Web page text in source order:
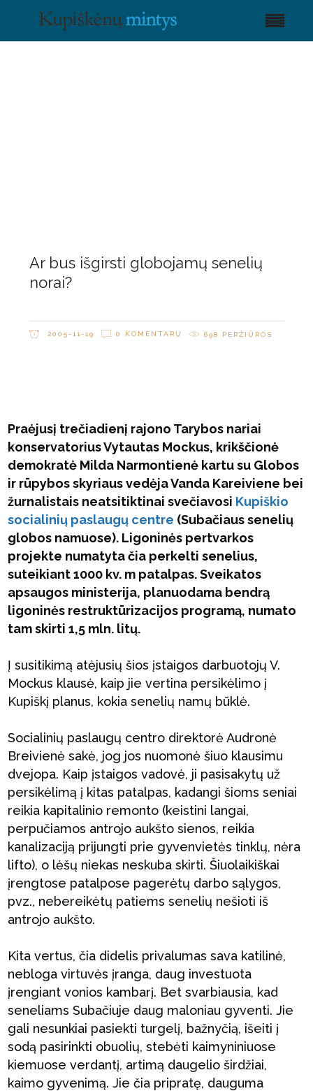
Ar bus išgirsti globojamų senelių
norai?
2005-11-19 0 KOMENTARŲ 698 PERŽIŪROS
Praėjusį trečiadienį rajono Tarybos nariai
konservatorius Vytautas Mockus, krikščionė
demokratė Milda Narmontienė kartu su Globos
ir rūpybos skyriaus vedėja Vanda Kareiviene bei
žurnalistais neatsitiktinai svečiavosi Kupiškio
socialinių paslaugų centre (Subačiaus senelių
globos namuose). Ligoninės pertvarkos
projekte numatyta čia perkelti senelius,
suteikiant 1000 kv. m patalpas. Sveikatos
apsaugos ministerija, planuodama bendrą
ligoninės restruktūrizacijos programą, numato
tam skirti 1,5 mln. litų.
Į susitikimą atėjusių šios įstaigos darbuotojų V.
Mockus klausė, kaip jie vertina persikėlimo į
Kupiškį planus, kokia senelių namų būklė.
Socialinių paslaugų centro direktorė Audronė
Breivienė sakė, jog jos nuomonė šiuo klausimu
dvejopa. Kaip įstaigos vadovė, ji pasisakytų už
persikėlimą į kitas patalpas, kadangi šioms seniai
reikia kapitalinio remonto (keistini langai,
perpučiamos antrojo aukšto sienos, reikia
kanalizaciją prijungti prie gyvenvietės tinklų, nėra
lifto), o lėšų niekas neskuba skirti. Šiuolaikiškai
įrengtose patalpose pagerėtų darbo sąlygos,
pvz., nebereikėtų patiems senelių nešioti iš
antrojo aukšto.
Kita vertus, čia didelis privalumas sava katilinė,
nebloga virtuvės įranga, daug investuota
įrengiant vonios kambarį. Bet svarbiausia, kad
seneliams Subačiuje daug maloniau gyventi. Jie
gali nesunkiai pasiekti turgelį, bažnyčią, išeiti į
sodą pasirinkti obuolių, stebėti kaimyniniuose
kiemuose verdantį, artimą daugelio širdžiai,
kaimo gyvenimą. Jie čia pripratę, dauguma